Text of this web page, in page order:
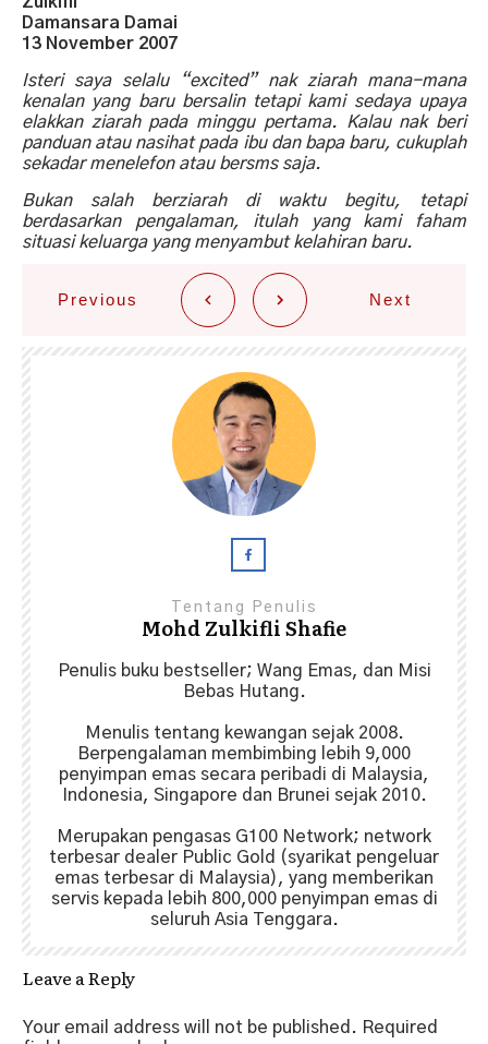
Damansara Damai
13 November 2007
Isteri saya selalu “excited” nak ziarah mana-mana
kenalan yang baru bersalin tetapi kami sedaya upaya
elakkan ziarah pada minggu pertama. Kalau nak beri
panduan atau nasihat pada ibu dan bapa baru, cukuplah
sekadar menelefon atau bersms saja.
Bukan salah berziarah di waktu begitu, tetapi
berdasarkan pengalaman, itulah yang kami faham
situasi keluarga yang menyambut kelahiran baru.
Previous Next
Tentang Penulis
Mohd Zulkifli Shafie
Penulis buku bestseller; Wang Emas, dan Misi
Bebas Hutang.
Menulis tentang kewangan sejak 2008.
Berpengalaman membimbing lebih 9,000
penyimpan emas secara peribadi di Malaysia,
Indonesia, Singapore dan Brunei sejak 2010.
Merupakan pengasas G100 Network; network
terbesar dealer Public Gold (syarikat pengeluar
emas terbesar di Malaysia), yang memberikan
servis kepada lebih 800,000 penyimpan emas di
seluruh Asia Tenggara.
Leave a Reply
Your email address will not be published. Required